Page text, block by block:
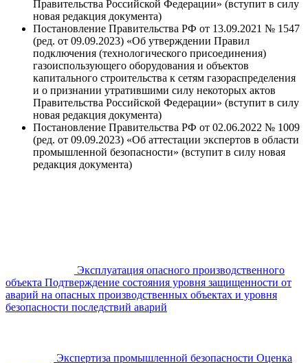
Правительства Российской Федерации» (вступит в силу
новая редакция документа)
Постановление Правительства РФ от 13.09.2021 № 1547
(ред. от 09.09.2023) «Об утверждении Правил
подключения (технологического присоединения)
газоиспользующего оборудования и объектов
капитального строительства к сетям газораспределения
и о признании утратившими силу некоторых актов
Правительства Российской Федерации» (вступит в силу
новая редакция документа)
Постановление Правительства РФ от 02.06.2022 № 1009
(ред. от 09.09.2023) «Об аттестации экспертов в области
промышленной безопасности» (вступит в силу новая
редакция документа)
Эксплуатация опасного производственного
объекта Подтверждение состояния уровня защищенности от
аварий на опасных производственных объектах и уровня
безопасности последствий аварий
Экспертиза промышленной безопасности Оценка